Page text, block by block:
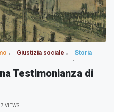
Giustizia sociale
Storia
Testimonianza di
VIEWS